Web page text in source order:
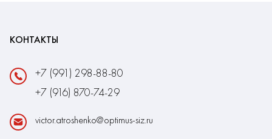
КОНТАКТЫ
+7 (991) 298-88-80
+7 (916) 870-74-29
victor.atroshenko@optimus-siz.ru